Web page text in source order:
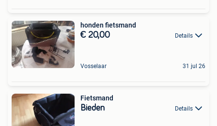
honden fietsmand
€ 20,00 Details
Vosselaar 31 jul 26
Fietsmand
Bieden Details